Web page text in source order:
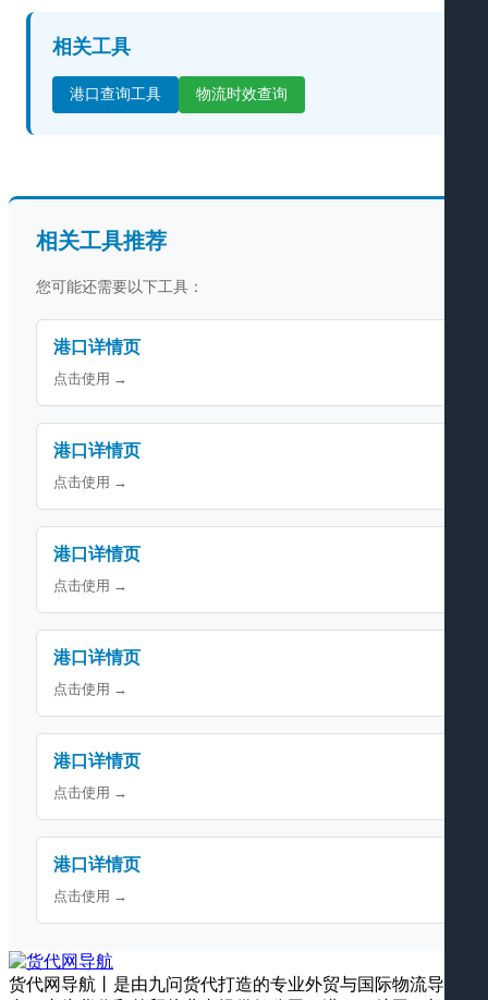
相关工具
港口查询工具 物流时效查询
相关工具推荐
您可能还需要以下工具：
港口详情页
点击使用 →
港口详情页
点击使用 →
港口详情页
点击使用 →
港口详情页
点击使用 →
港口详情页
点击使用 →
港口详情页
点击使用 →
货代网导航丨是由九问货代打造的专业外贸与国际物流导航平